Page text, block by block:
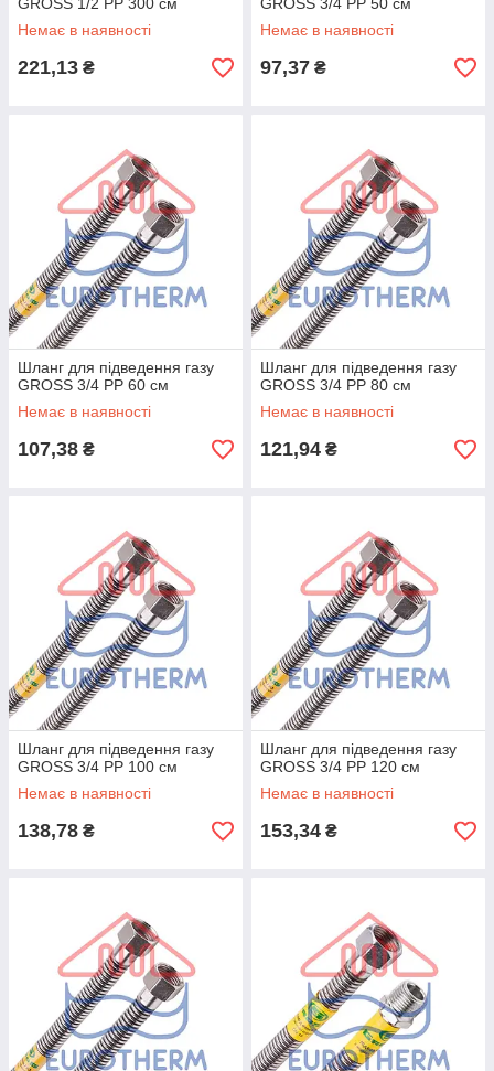
Немає в наявності
221,13 ₴
Немає в наявності
97,37 ₴
Шланг для підведення газу
GROSS 3/4 РР 60 см
Немає в наявності
107,38 ₴
Шланг для підведення газу
GROSS 3/4 РР 80 см
Немає в наявності
121,94 ₴
Шланг для підведення газу
GROSS 3/4 РР 100 см
Немає в наявності
138,78 ₴
Шланг для підведення газу
GROSS 3/4 РР 120 см
Немає в наявності
153,34 ₴